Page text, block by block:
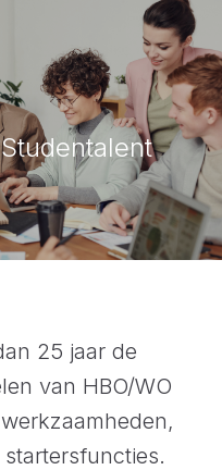
25 jaar de
van HBO/WO